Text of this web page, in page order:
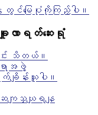
တွင်မြေပုံကိုကြည့်ပါ။
လာရတ်ဆေးရုံ
င်း သိတယ်။
ာအဖွဲ့
ျိန်းယူပါ။
ကျသှယျရနျ